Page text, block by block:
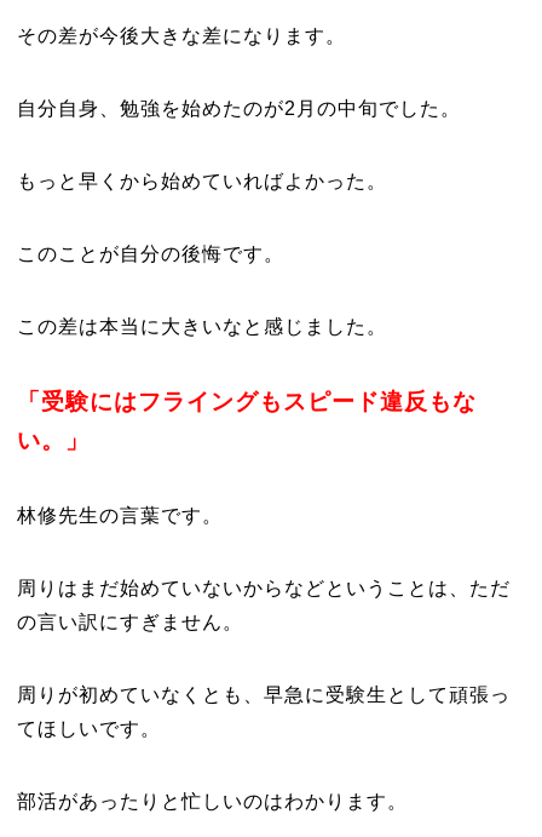
その差が今後大きな差になります。
自分自身、勉強を始めたのが2月の中旬でした。
もっと早くから始めていればよかった。
このことが自分の後悔です。
この差は本当に大きいなと感じました。
「受験にはフライングもスピード違反もな
い。」
林修先生の言葉です。
周りはまだ始めていないからなどということは、ただ
の言い訳にすぎません。
周りが初めていなくとも、早急に受験生として頑張っ
てほしいです。
部活があったりと忙しいのはわかります。